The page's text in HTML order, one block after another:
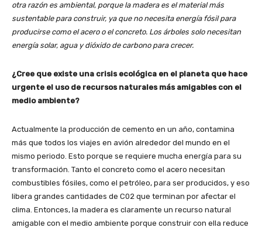
otra razón es ambiental, porque la madera es el material más
sustentable para construir, ya que no necesita energía fósil para
producirse como el acero o el concreto. Los árboles solo necesitan
energía solar, agua y dióxido de carbono para crecer.
¿Cree que existe una crisis ecológica en el planeta que hace
urgente el uso de recursos naturales más amigables con el
medio ambiente?
Actualmente la producción de cemento en un año, contamina
más que todos los viajes en avión alrededor del mundo en el
mismo periodo. Esto porque se requiere mucha energía para su
transformación. Tanto el concreto como el acero necesitan
combustibles fósiles, como el petróleo, para ser producidos, y eso
libera grandes cantidades de C02 que terminan por afectar el
clima. Entonces, la madera es claramente un recurso natural
amigable con el medio ambiente porque construir con ella reduce